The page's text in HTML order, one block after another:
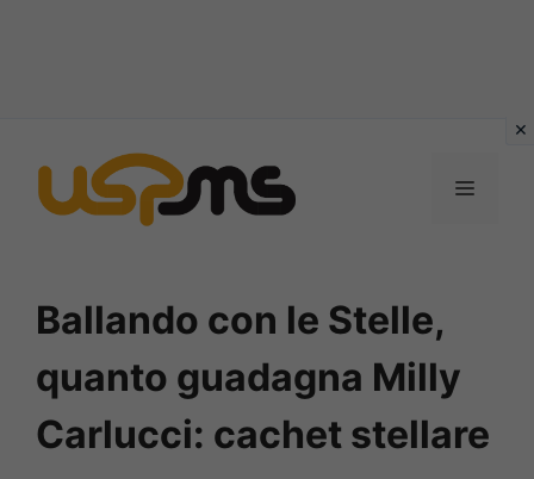
contenuto
MENU
Ballando con le Stelle,
quanto guadagna Milly
Carlucci: cachet stellare